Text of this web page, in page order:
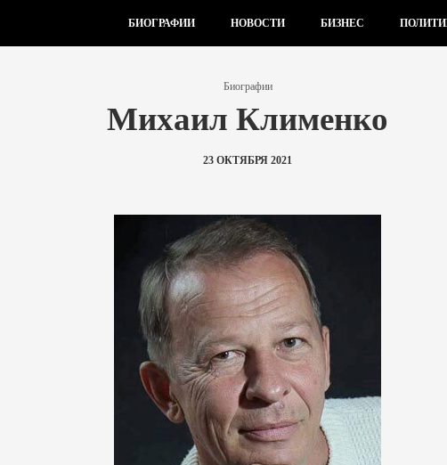
БИОГРАФИИ НОВОСТИ БИЗНЕС
Биографии
Михаил Клименко
23 ОКТЯБРЯ 2021